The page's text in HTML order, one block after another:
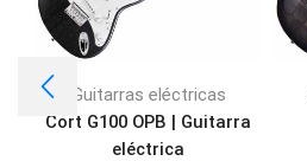
Guitarras eléctricas
Cort G100 OPB | Guitarra
eléctrica